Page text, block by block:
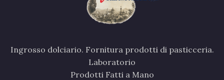
Ingrosso dolciario. Fornitura prodotti di pasticceria.
Laboratorio
Prodotti Fatti a Mano